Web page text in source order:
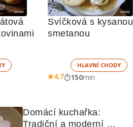
Svíčková s kysanou
smetanou
HLAVNÍ CHODY
4,7 150min
Domácí kuchařka:
Tradiční a moderní